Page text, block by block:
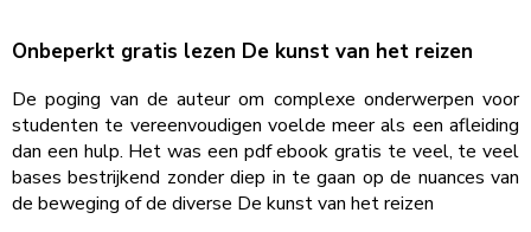
Onbeperkt gratis lezen De kunst van het reizen
De poging van de auteur om complexe onderwerpen voor
studenten te vereenvoudigen voelde meer als een afleiding
dan een hulp. Het was een pdf ebook gratis te veel, te veel
bases bestrijkend zonder diep in te gaan op de nuances van
de beweging of de diverse De kunst van het reizen